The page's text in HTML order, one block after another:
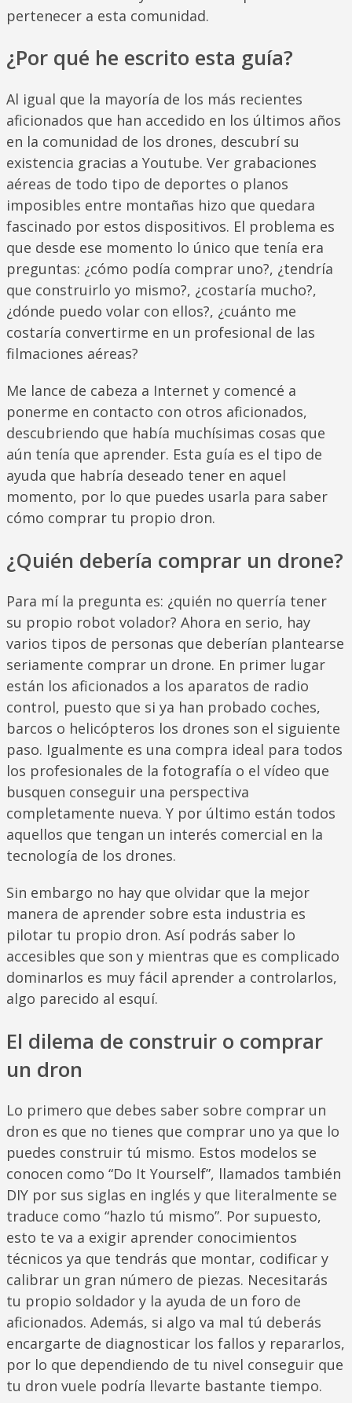
pertenecer a esta comunidad.
¿Por qué he escrito esta guía?
Al igual que la mayoría de los más recientes
aficionados que han accedido en los últimos años
en la comunidad de los drones, descubrí su
existencia gracias a Youtube. Ver grabaciones
aéreas de todo tipo de deportes o planos
imposibles entre montañas hizo que quedara
fascinado por estos dispositivos. El problema es
que desde ese momento lo único que tenía era
preguntas: ¿cómo podía comprar uno?, ¿tendría
que construirlo yo mismo?, ¿costaría mucho?,
¿dónde puedo volar con ellos?, ¿cuánto me
costaría convertirme en un profesional de las
filmaciones aéreas?
Me lance de cabeza a Internet y comencé a
ponerme en contacto con otros aficionados,
descubriendo que había muchísimas cosas que
aún tenía que aprender. Esta guía es el tipo de
ayuda que habría deseado tener en aquel
momento, por lo que puedes usarla para saber
cómo comprar tu propio dron.
¿Quién debería comprar un drone?
Para mí la pregunta es: ¿quién no querría tener
su propio robot volador? Ahora en serio, hay
varios tipos de personas que deberían plantearse
seriamente comprar un drone. En primer lugar
están los aficionados a los aparatos de radio
control, puesto que si ya han probado coches,
barcos o helicópteros los drones son el siguiente
paso. Igualmente es una compra ideal para todos
los profesionales de la fotografía o el vídeo que
busquen conseguir una perspectiva
completamente nueva. Y por último están todos
aquellos que tengan un interés comercial en la
tecnología de los drones.
Sin embargo no hay que olvidar que la mejor
manera de aprender sobre esta industria es
pilotar tu propio dron. Así podrás saber lo
accesibles que son y mientras que es complicado
dominarlos es muy fácil aprender a controlarlos,
algo parecido al esquí.
El dilema de construir o comprar
un dron
Lo primero que debes saber sobre comprar un
dron es que no tienes que comprar uno ya que lo
puedes construir tú mismo. Estos modelos se
conocen como “Do It Yourself”, llamados también
DIY por sus siglas en inglés y que literalmente se
traduce como “hazlo tú mismo”. Por supuesto,
esto te va a exigir aprender conocimientos
técnicos ya que tendrás que montar, codificar y
calibrar un gran número de piezas. Necesitarás
tu propio soldador y la ayuda de un foro de
aficionados. Además, si algo va mal tú deberás
encargarte de diagnosticar los fallos y repararlos,
por lo que dependiendo de tu nivel conseguir que
tu dron vuele podría llevarte bastante tiempo.